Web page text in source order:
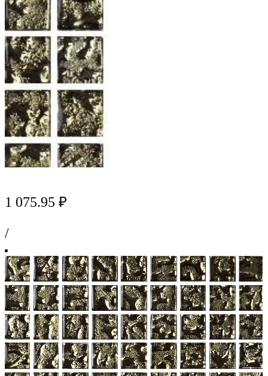
1 075.95 ₽
/
м2
30 cм x 30 cм
1 упаковка = 0.09 м2 = 1 шт.
Площадь поверхности, м2